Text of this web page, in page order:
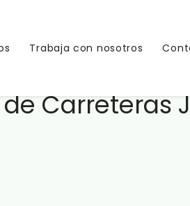
Trabaja con nosotros
Carreteras